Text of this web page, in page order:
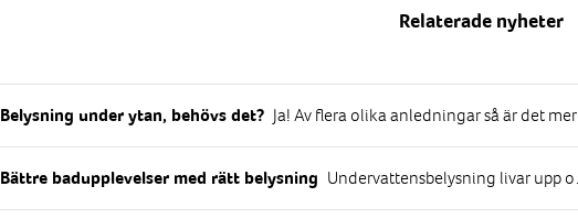
Relaterade nyheter
Belysning under ytan, behövs det? Ja! Av flera olika anledningar så är det mer viktigt än någonsin med en väl fungerande och anpassad undervattensbelysning. Säkerhet och funktionalitet är såklart den viktigaste aspekten men idag är belysningen även en del i attraktioner och hela anläggningens belysningssystem.
Bättre badupplevelser med rätt belysning Undervattensbelysning livar upp omgivningen på fler sätt än bara under ytan. Den garanterar inte bara säkerhet genom att effektivt belysa simbassängen utan ökar, med rätt ljus- och färgsättning, även trivseln och upplevelsen för besökarna.